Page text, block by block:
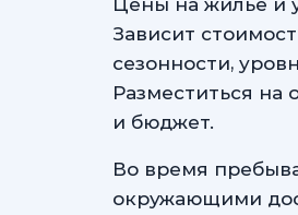
Цены на жилье и
Зависит
сезонности,
Разместиться на
и бюджет.
Во время
окружающими